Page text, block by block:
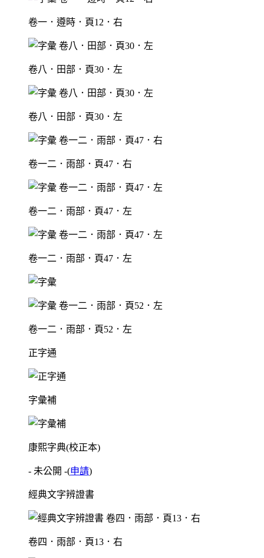
卷一．遵時．頁12．右
卷八．田部．頁30．左
卷八．田部．頁30．左
卷一二．雨部．頁47．右
卷一二．雨部．頁47．左
卷一二．雨部．頁47．左
卷一二．雨部．頁52．左
正字通
字彙補
康熙字典(校正本)
- 未公開 -(申請)
經典文字辨證書
卷四．雨部．頁13．右